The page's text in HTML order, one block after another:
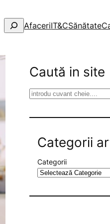
AfaceriIT&CSănătate
Caută in site
S
a
Categorii
Categorii